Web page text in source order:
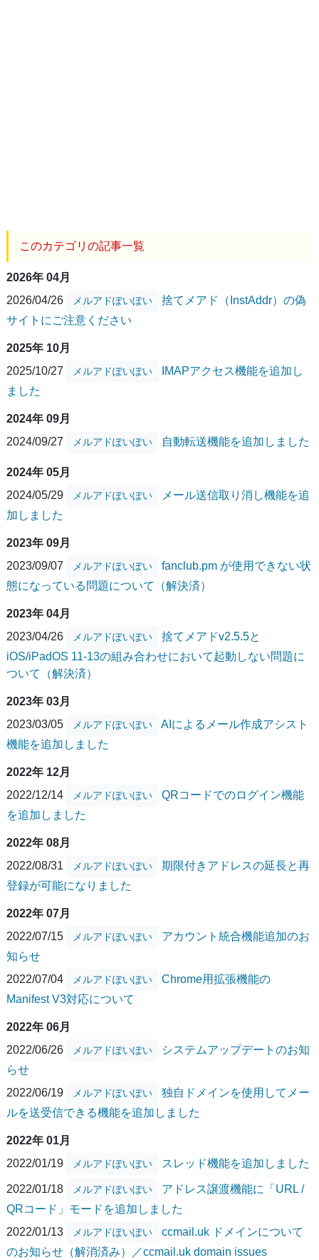
このカテゴリの記事一覧
2026年 04月
2026/04/26
メルアドぽいぽい
捨てメアド（InstAddr）の偽
サイトにご注意ください
2025年 10月
2025/10/27
メルアドぽいぽい
IMAPアクセス機能を追加し
ました
2024年 09月
2024/09/27
メルアドぽいぽい 自動転送機能を追加しました
2024年 05月
2024/05/29
メルアドぽいぽい
メール送信取り消し機能を追
加しました
2023年 09月
2023/09/07
メルアドぽいぽい
fanclub.pm が使用できない状
態になっている問題について（解決済）
2023年 04月
2023/04/26
メルアドぽいぽい
捨てメアドv2.5.5と
iOS/iPadOS 11-13の組み合わせにおいて起動しない問題に
ついて（解決済）
2023年 03月
2023/03/05
メルアドぽいぽい
AIによるメール作成アシスト
機能を追加しました
2022年 12月
2022/12/14
メルアドぽいぽい
QRコードでのログイン機能
を追加しました
2022年 08月
2022/08/31
メルアドぽいぽい
期限付きアドレスの延長と再
登録が可能になりました
2022年 07月
2022/07/15
メルアドぽいぽい
アカウント統合機能追加のお
知らせ
2022/07/04
メルアドぽいぽい
Chrome用拡張機能の
Manifest V3対応について
2022年 06月
2022/06/26
メルアドぽいぽい
システムアップデートのお知
らせ
2022/06/19
メルアドぽいぽい
独自ドメインを使用してメー
ルを送受信できる機能を追加しました
2022年 01月
2022/01/19
メルアドぽいぽい スレッド機能を追加しました
2022/01/18 メルアドぽいぽい
アドレス譲渡機能に「URL /
QRコード」モードを追加しました
2022/01/13
メルアドぽいぽい
ccmail.uk ドメインについて
のお知らせ（解消済み）／ccmail.uk domain issues